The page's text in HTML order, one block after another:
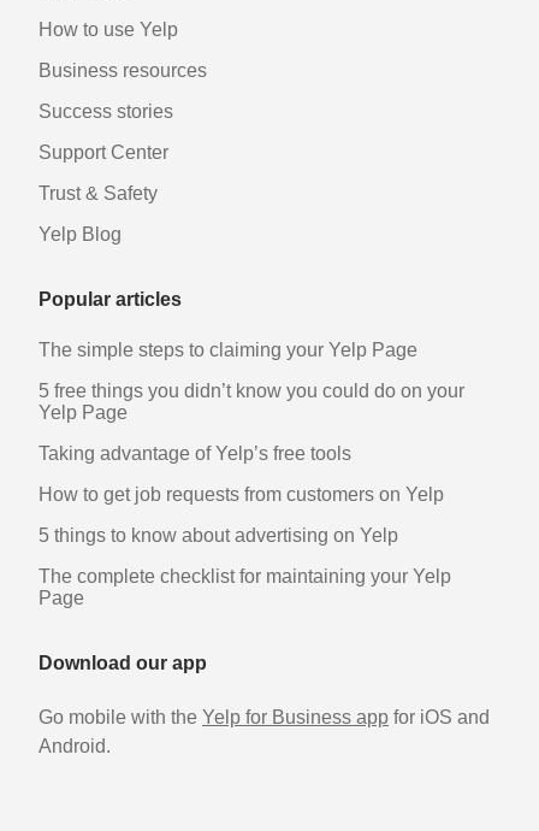
How to use Yelp
Business resources
Success stories
Support Center
Trust & Safety
Yelp Blog
Popular articles
The simple steps to claiming your Yelp Page
5 free things you didn’t know you could do on your
Yelp Page
Taking advantage of Yelp’s free tools
How to get job requests from customers on Yelp
5 things to know about advertising on Yelp
The complete checklist for maintaining your Yelp
Page
Download our app
Go mobile with the Yelp for Business app for iOS and
Android.